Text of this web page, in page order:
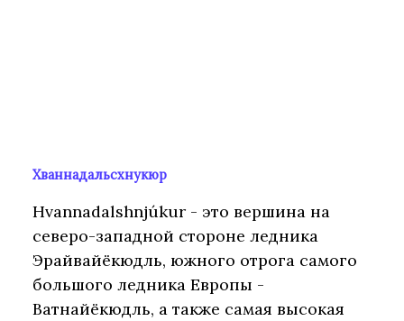
Хваннадальсхнукюр
Hvannadalshnjúkur - это вершина на
северо-западной стороне ледника
Эрайвайёкюдль, южного отрога самого
большого ледника Европы -
Ватнайёкюдль, а также самая высокая